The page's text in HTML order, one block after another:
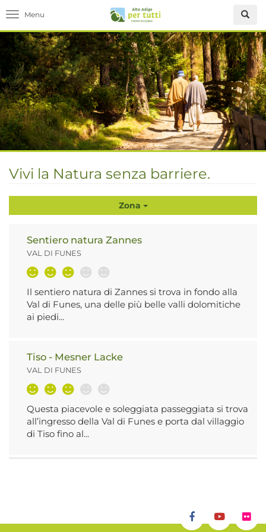
Toggle navigation
Vivi la Natura senza barriere.
Zona
Sentiero natura Zannes
VAL DI FUNES
Il sentiero natura di Zannes si trova in fondo alla
Val di Funes, una delle più belle valli dolomitiche
ai piedi...
Tiso - Mesner Lacke
VAL DI FUNES
Questa piacevole e soleggiata passeggiata si trova
all’ingresso della Val di Funes e porta dal villaggio
di Tiso fino al...